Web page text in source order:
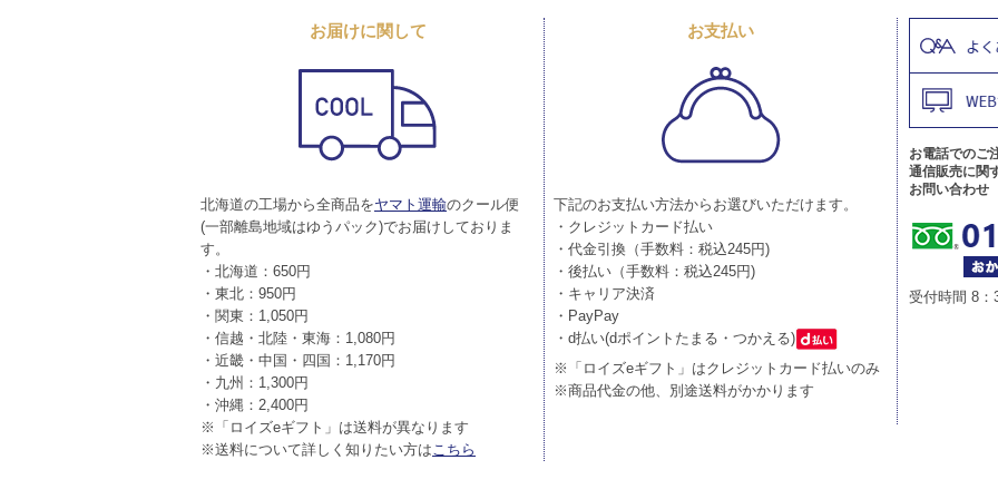
お届けに関して
北海道の工場から全商品をヤマト運輸のクール便
(一部離島地域はゆうパック)でお届けしておりま
す。
・北海道：650円
・東北：950円
・関東：1,050円
・信越・北陸・東海：1,080円
・近畿・中国・四国：1,170円
・九州：1,300円
・沖縄：2,400円
※「ロイズeギフト」は送料が異なります
※送料について詳しく知りたい方はこちら
お支払い
下記のお支払い方法からお選びいただけます。
・クレジットカード払い
・代金引換（手数料：税込245円)
・後払い（手数料：税込245円)
・キャリア決済
・PayPay
・d払い(dポイントたまる・つかえる)
※「ロイズeギフト」はクレジットカード払いのみ
※商品代金の他、別途送料がかかります
お電話でのご
通信販売に関
お問い合わせ
受付時間 8：